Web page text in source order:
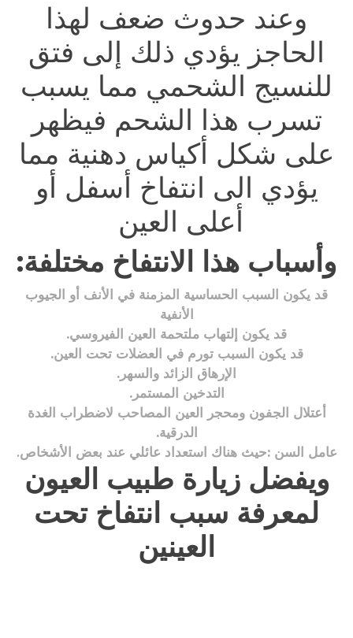
وعند حدوث ضعف لهذا
الحاجز يؤدي ذلك إلى فتق
للنسيج الشحمي مما يسبب
تسرب هذا الشحم فيظهر
على شكل أكياس دهنية مما
يؤدي الى انتفاخ أسفل أو
أعلى العين
وأسباب هذا الانتفاخ مختلفة:
قد يكون السبب الحساسية المزمنة في الأنف أو الجيوب
الأنفية
قد يكون إلتهاب ملتحمة العين الفيروسي.
قد يكون السبب تورم في العضلات تحت العين.
الإرهاق الزائد والسهر.
التدخين المستمر.
أعتلال الجفون ومحجر العين المصاحب لاضطراب الغدة
الدرقية.
عامل السن :حيث هناك استعداد عائلي عند بعض الأشخاص.
ويفضل زيارة طبيب العيون
لمعرفة سبب انتفاخ تحت
العينين